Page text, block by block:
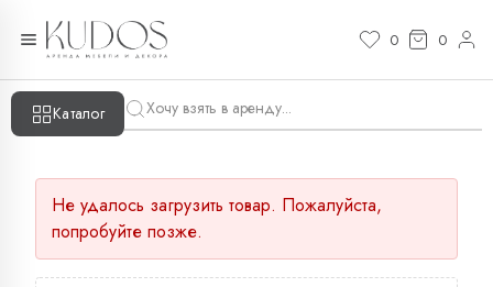
0 0
Каталог
Не удалось загрузить товар. Пожалуйста,
попробуйте позже.